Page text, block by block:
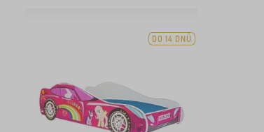
DO 14 DNŮ